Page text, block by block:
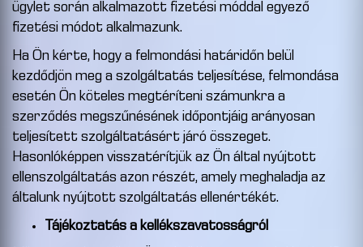
ügylet során alkalmazott fizetési móddal egyező
fizetési módot alkalmazunk.
Ha Ön kérte, hogy a felmondási határidőn belül
kezdődjön meg a szolgáltatás teljesítése, felmondása
esetén Ön köteles megtéríteni számunkra a
szerződés megszűnésének időpontjáig arányosan
teljesített szolgáltatásért járó összeget.
Hasonlóképpen visszatérítjük az Ön által nyújtott
ellenszolgáltatás azon részét, amely meghaladja az
általunk nyújtott szolgáltatás ellenértékét.
Tájékoztatás a kellékszavatosságról